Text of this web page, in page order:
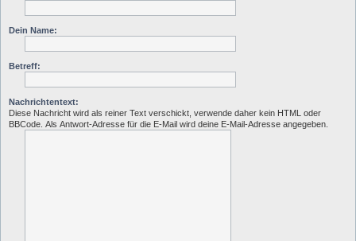
Dein Name:
Betreff:
Nachrichtentext:
Diese Nachricht wird als reiner Text verschickt, verwende daher kein HTML oder
BBCode. Als Antwort-Adresse für die E-Mail wird deine E-Mail-Adresse angegeben.